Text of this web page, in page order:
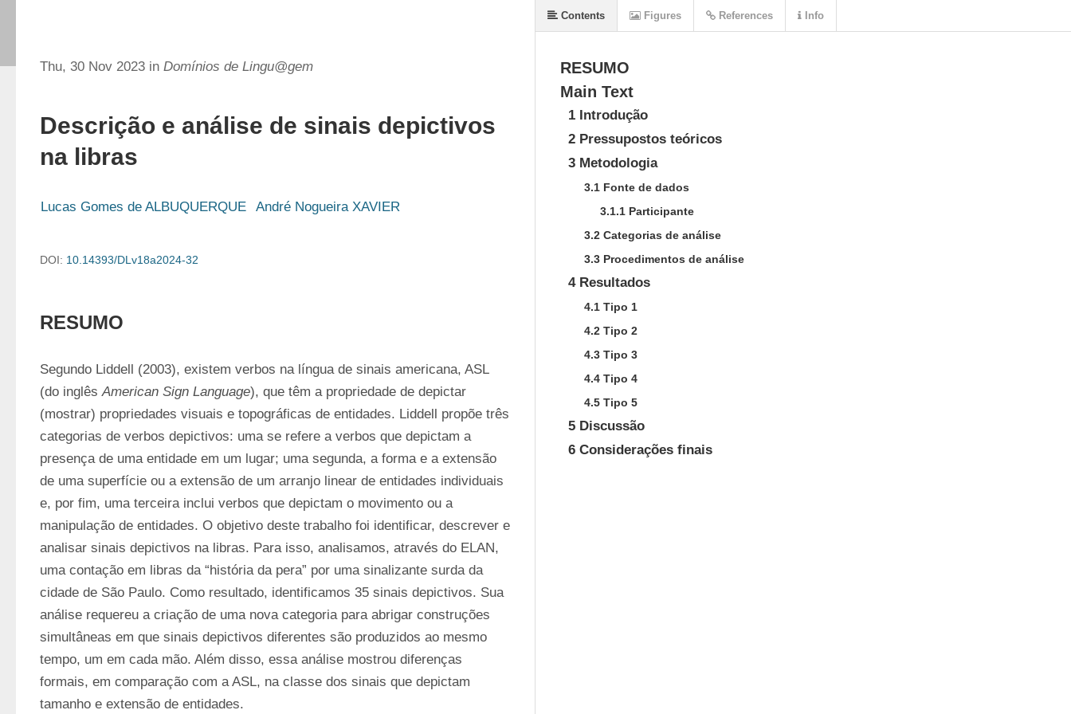
Thu, 30 Nov 2023 in Domínios de Lingu@gem
Descrição e análise de sinais depictivos
na libras
Lucas Gomes de ALBUQUERQUE André Nogueira XAVIER
DOI: 10.14393/DLv18a2024-32
RESUMO
Segundo Liddell (2003), existem verbos na língua de sinais americana, ASL
(do inglês American Sign Language), que têm a propriedade de depictar
(mostrar) propriedades visuais e topográficas de entidades. Liddell propõe três
categorias de verbos depictivos: uma se refere a verbos que depictam a
presença de uma entidade em um lugar; uma segunda, a forma e a extensão
de uma superfície ou a extensão de um arranjo linear de entidades individuais
e, por fim, uma terceira inclui verbos que depictam o movimento ou a
manipulação de entidades. O objetivo deste trabalho foi identificar, descrever e
analisar sinais depictivos na libras. Para isso, analisamos, através do ELAN,
uma contação em libras da “história da pera” por uma sinalizante surda da
cidade de São Paulo. Como resultado, identificamos 35 sinais depictivos. Sua
análise requereu a criação de uma nova categoria para abrigar construções
simultâneas em que sinais depictivos diferentes são produzidos ao mesmo
tempo, um em cada mão. Além disso, essa análise mostrou diferenças
formais, em comparação com a ASL, na classe dos sinais que depictam
tamanho e extensão de entidades.
RESUMO
Main Text
1 Introdução
2 Pressupostos teóricos
3 Metodologia
3.1 Fonte de dados
3.1.1 Participante
3.2 Categorias de análise
3.3 Procedimentos de análise
4 Resultados
4.1 Tipo 1
4.2 Tipo 2
4.3 Tipo 3
4.4 Tipo 4
4.5 Tipo 5
5 Discussão
6 Considerações finais
Contents Figures References Info